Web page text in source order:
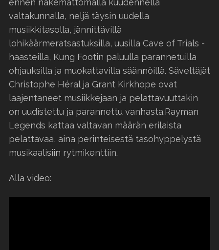
ennen näkemättömällä kuudennella
valtakunnalla, neljä täysin uudella
musiikkitasolla, jännittävillä
lohikäärmeratsastuksilla, uusilla Cave of Trials -
haasteilla, Kung Footin paluulla parannetuilla
ohjauksilla ja muokattavilla säännöillä. Säveltäjät
Christophe Héral ja Grant Kirkhope ovat
laajentaneet musiikkejaan ja pelattavuuttakin
on uudistettu ja parannettu vanhasta.Rayman
Legends kattaa valtavan määrän erilaista
pelattavaa, aina perinteisestä tasohyppelystä
musikaalisiin rytmikenttiin.
Alla video: